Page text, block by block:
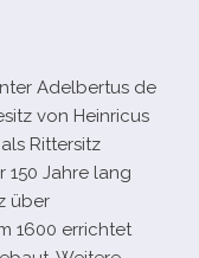
Adelbertus de
von Heinricus
Rittersitz
150 Jahre lang
über
1600 errich­tet